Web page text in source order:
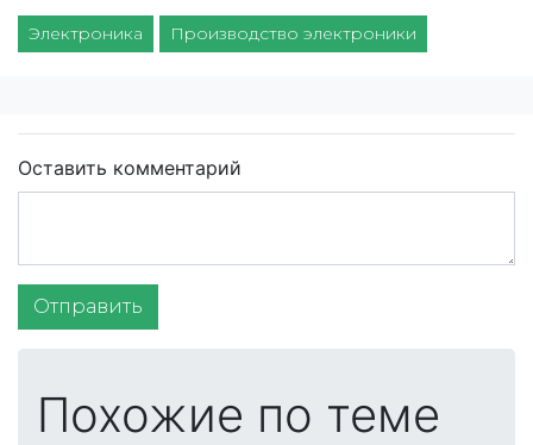
Электроника Производство электроники
Оставить комментарий
Отправить
Похожие по теме